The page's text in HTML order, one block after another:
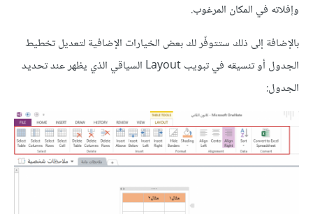
وإفلاته في المكان المرغوب.
بالإضافة إلى ذلك ستتوفّر لك بعض الخيارات الإضافية لتعديل تخطيط
الجدول أو تنسيقه في تبويب Layout السياقي الذي يظهر عند تحديد
الجدول: